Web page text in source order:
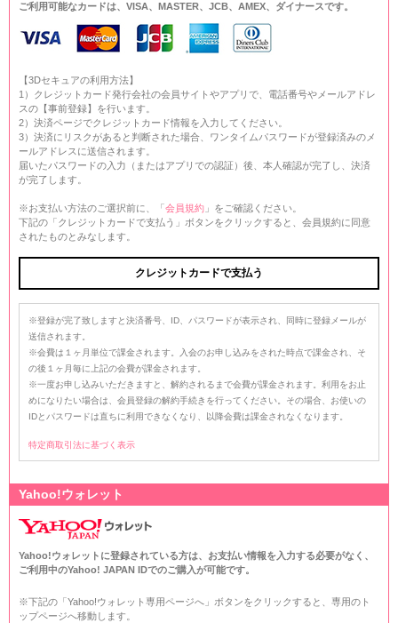
ご利用可能なカードは、VISA、MASTER、JCB、AMEX、ダイナースです。
【3Dセキュアの利用方法】
1）クレジットカード発行会社の会員サイトやアプリで、電話番号やメールアドレ
スの【事前登録】を行います。
2）決済ページでクレジットカード情報を入力してください。
3）決済にリスクがあると判断された場合、ワンタイムパスワードが登録済みのメ
ールアドレスに送信されます。
届いたパスワードの入力（またはアプリでの認証）後、本人確認が完了し、決済
が完了します。
※お支払い方法のご選択前に、「会員規約 」をご確認ください。
下記の「クレジットカードで支払う」ボタンをクリックすると、会員規約に同意
されたものとみなします。
※登録が完了致しますと決済番号、ID、パスワードが表示され、同時に登録メールが
送信されます。
※会費は１ヶ月単位で課金されます。入会のお申し込みをされた時点で課金され、そ
の後１ヶ月毎に上記の会費が課金されます。
※一度お申し込みいただきますと、解約されるまで会費が課金されます。利用をお止
めになりたい場合は、会員登録の解約手続きを行ってください。その場合、お使いの
IDとパスワードは直ちに利用できなくなり、以降会費は課金されなくなります。
特定商取引法に基づく表示
Yahoo!ウォレット
Yahoo!ウォレットに登録されている方は、お支払い情報を入力する必要がなく、
ご利用中のYahoo! JAPAN IDでのご購入が可能です。
※下記の「Yahoo!ウォレット専用ページへ」ボタンをクリックすると、専用のト
ップページへ移動します。